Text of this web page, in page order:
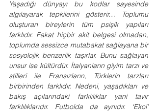
Yaşadığı dünyayı bu kodlar sayesinde
algılayarak tepkilerini gösterir… Toplumu
oluşturan bireylerin tüm psişik yapıları
farklıdır. Fakat hiçbir akit belgesi olmadan,
toplumda sessizce mutabakat sağlayana bir
sosyolojik benzerlik taşırlar. Bunu sağlayan
unsur ise kültürdür. İtalyanların giyim tarzı ve
stilleri ile Fransızların, Türklerin tarzları
birbirinden farklıdır. Nedeni, yaşadıkları ve
bakış açılarındaki farklılıklar yani tavır
farklılıklarıdır. Futbolda da aynıdır. ‘Ekol’